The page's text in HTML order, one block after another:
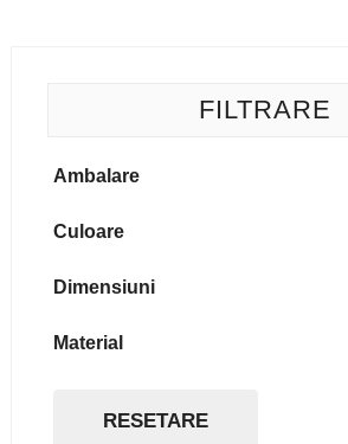
FILTRARE
Ambalare
Culoare
Dimensiuni
Material
RESETARE